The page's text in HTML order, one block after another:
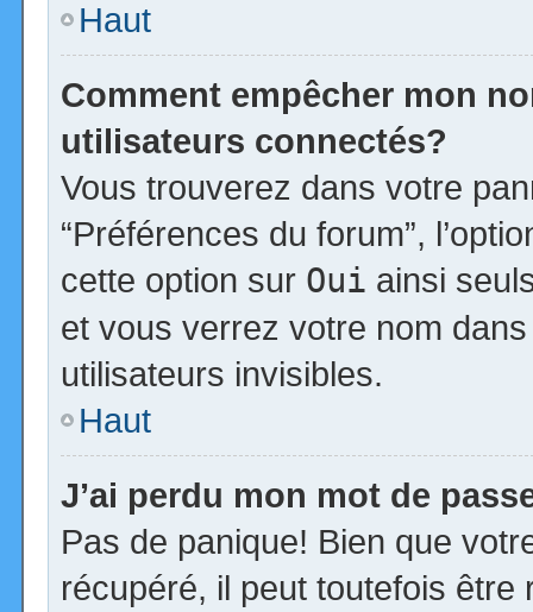
Haut
Comment empêcher mon
utilisateurs connectés?
Vous trouverez dans votre
“Préférences du forum”,
cette option sur Oui ainsi
et vous verrez votre nom
utilisateurs invisibles.
Haut
J’ai perdu mon mot de
Pas de panique! Bien que
récupéré, il peut toutefois